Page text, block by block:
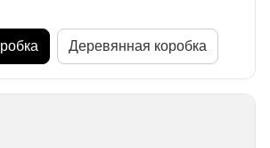
Деревянная коробка